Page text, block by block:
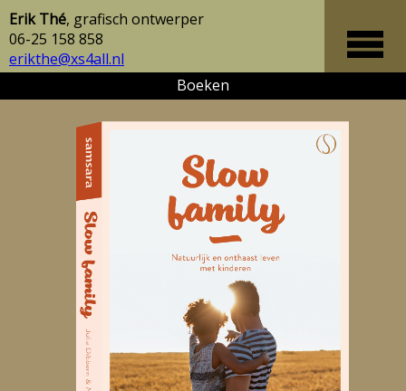
Erik Thé, grafisch ontwerper
06-25 158 858
erikthe@xs4all.nl
Boeken